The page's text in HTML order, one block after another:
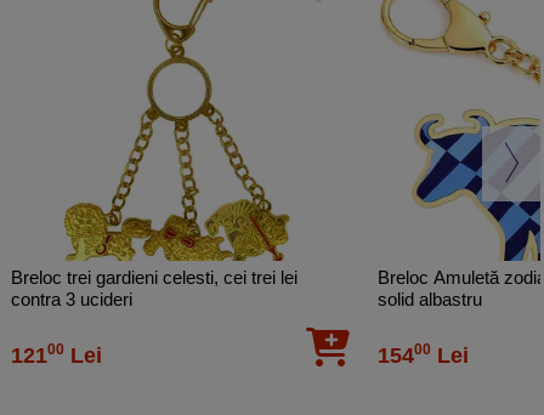
Breloc trei gardieni celesti, cei trei lei
contra 3 ucideri
12100 Lei
Breloc Amuletă zodia Bivol
solid albastru
15400 Lei